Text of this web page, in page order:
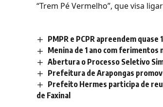
“Trem Pé Vermelho”, que visa
PMPR e PCPR apreendem
Menina de 1 ano com
Abertura o Processo Seletivo
Prefeitura de Arapongas
Prefeito Hermes participa de
de Faxinal